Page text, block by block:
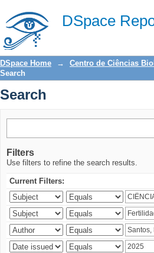
DSpace
Search
DSpace Home → Centro de Ciências
Search
Search
Filters
Use filters to refine the search results.
Current Filters: